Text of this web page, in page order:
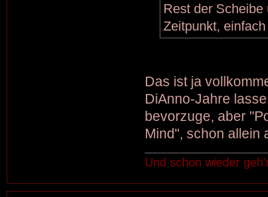
Rest der
Zeitpunkt,
Das ist ja
DiAnno-Jahre
bevorzuge, aber
Mind", schon allein
Und schon wieder